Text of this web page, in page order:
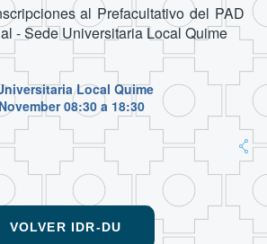
al Prefacultativo del PAD
- Sede Universitaria Local Quime
Local Quime
08:30 a 18:30
VOLVER IDR-DU